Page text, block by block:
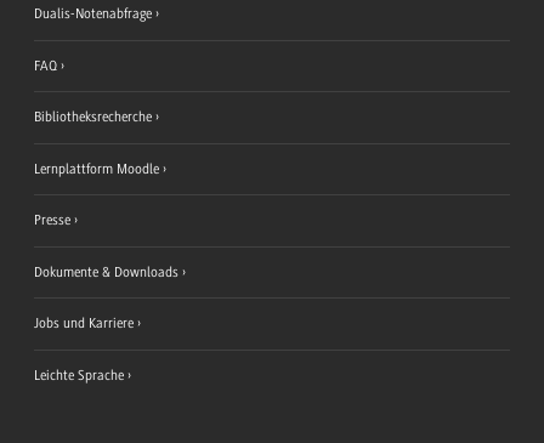
Dualis-Notenabfrage
FAQ
Bibliotheksrecherche
Lernplattform Moodle
Presse
Dokumente & Downloads
Jobs und Karriere
Leichte Sprache